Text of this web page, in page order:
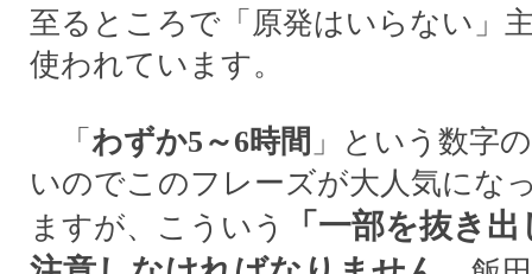
至るところで「原発はいらない」
使われています。
「 わずか5～6時間 」という数字
いのでこのフレーズが大人気にな
ますが、こういう
「一部を抜き